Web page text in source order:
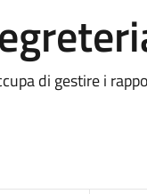
di gestire i